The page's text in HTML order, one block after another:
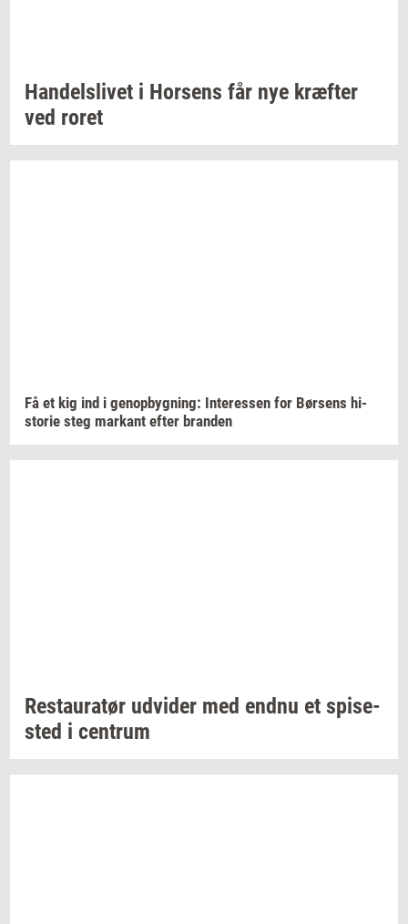
Han­dels­li­vet i Hor­sens får nye kræf­ter
ved roret
Få et kig ind i genop­byg­ning: In­ter­es­sen for Bør­sens hi­
sto­rie steg mar­kant efter bran­den
Re­stau­ra­tør ud­vi­der med endnu et spi­se­
sted i cen­trum